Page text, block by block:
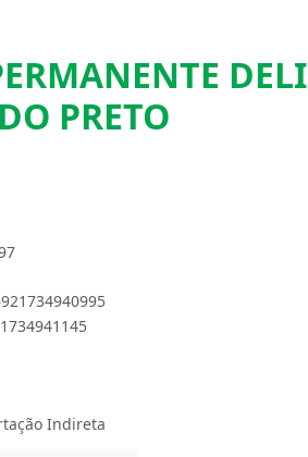
DELI
PRETO
Indireta